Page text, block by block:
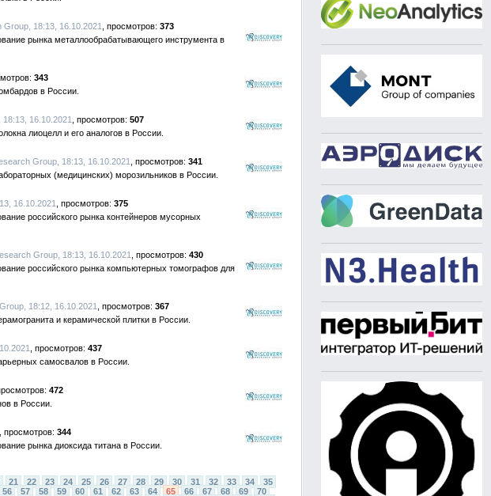
Group, 18:13, 16.10.2021
373
рынка металлообрабатывающего инструмента в
343
в России.
16.10.2021
507
лиоцелл и его аналогов в России.
Group, 18:13, 16.10.2021
341
(медицинских) морозильников в России.
16.10.2021
375
российского рынка контейнеров мусорных
Group, 18:13, 16.10.2021
430
российского рынка компьютерных томографов для
18:12, 16.10.2021
367
и керамической плитки в России.
437
самосвалов в России.
472
в России.
344
рынка диоксида титана в России.
21 22 23 24 25 26 27 28 29 30 31 32 33 34
35
56 57 58 59 60 61 62 63 64 65 66 67 68 69 70